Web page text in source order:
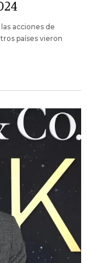
acciones de
países vieron